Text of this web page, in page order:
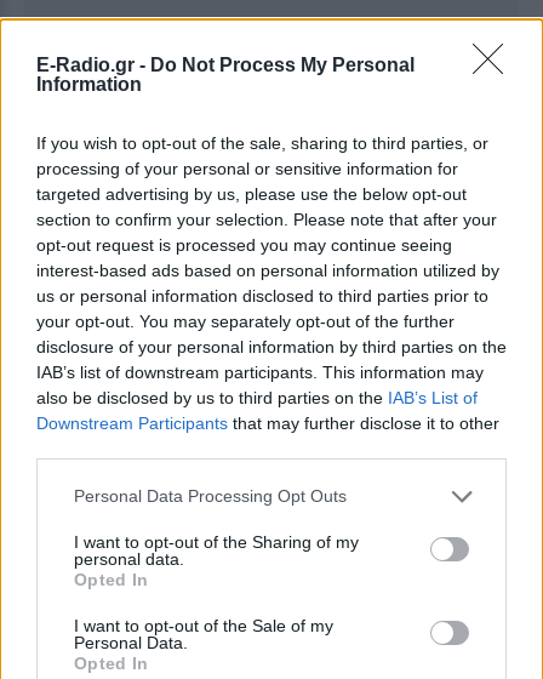
E-Radio.gr - Do Not Process My Personal
Information
If you wish to opt-out of the sale, sharing to third parties, or
processing of your personal or sensitive information for
targeted advertising by us, please use the below opt-out
section to confirm your selection. Please note that after your
opt-out request is processed you may continue seeing
interest-based ads based on personal information utilized by
us or personal information disclosed to third parties prior to
your opt-out. You may separately opt-out of the further
disclosure of your personal information by third parties on the
IAB’s list of downstream participants. This information may
also be disclosed by us to third parties on the IAB’s List of
Downstream Participants that may further disclose it to other
Personal Data Processing Opt Outs
I want to opt-out of the Sharing of my
personal data.
Opted In
I want to opt-out of the Sale of my
Personal Data.
Opted In
Ακολουθήστε το E-Radio.gr στοGoogle News
και μάθετε πρώτοιτα πιο hot νέα.
Για ακόμη περισσότερανέα , μπείτε στηνροή
ειδήσεωντου E-Daily.gr
Ακολουθήστε το E-Radio.gr και στο Instagram
ΔΙΑΦΗΜΙΣΗ